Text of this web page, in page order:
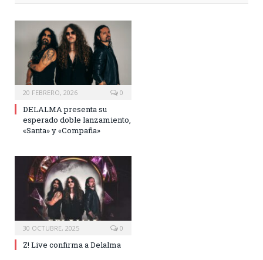
20 FEBRERO, 2026 0
DELALMA presenta su
esperado doble lanzamiento,
«Santa» y «Compaña»
30 OCTUBRE, 2025 0
Z! Live confirma a Delalma